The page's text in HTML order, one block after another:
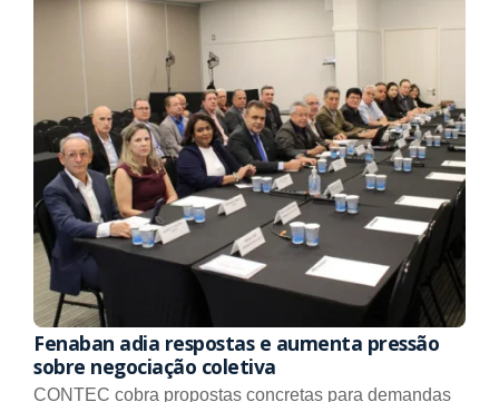
Fenaban adia respostas e aumenta pressão
sobre negociação coletiva
CONTEC cobra propostas concretas para demandas